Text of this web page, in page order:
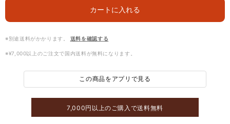
カートに入れる
※別途送料がかかります。 送料を確認する
※¥7,000以上のご注文で国内送料が無料になります。
この商品をアプリで見る
7,000円以上のご購入で送料無料